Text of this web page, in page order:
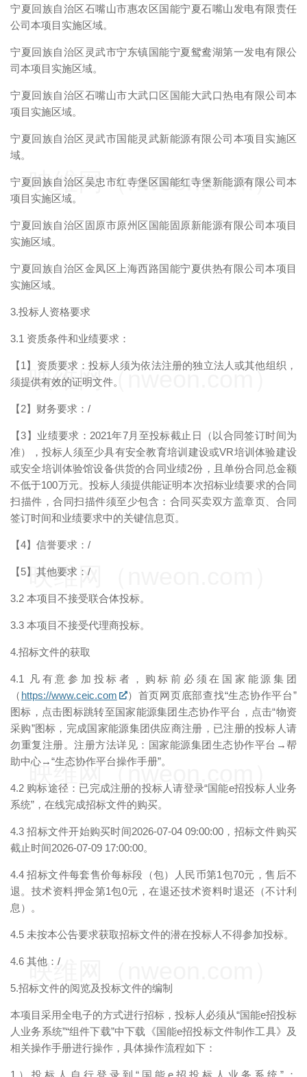
宁夏回族自治区石嘴山市惠农区国能宁夏石嘴山发电有限责任
公司本项目实施区域。
宁夏回族自治区灵武市宁东镇国能宁夏鸳鸯湖第一发电有限公
司本项目实施区域。
宁夏回族自治区石嘴山市大武口区国能大武口热电有限公司本
项目实施区域。
宁夏回族自治区灵武市国能灵武新能源有限公司本项目实施区
域。
宁夏回族自治区吴忠市红寺堡区国能红寺堡新能源有限公司本
项目实施区域。
宁夏回族自治区固原市原州区国能固原新能源有限公司本项目
实施区域。
宁夏回族自治区金凤区上海西路国能宁夏供热有限公司本项目
实施区域。
3.投标人资格要求
3.1 资质条件和业绩要求：
【1】资质要求：投标人须为依法注册的独立法人或其他组织，
须提供有效的证明文件。
【2】财务要求：/
【3】业绩要求：2021年7月至投标截止日（以合同签订时间为
准），投标人须至少具有安全教育培训建设或VR培训体验建设
或安全培训体验馆设备供货的合同业绩2份，且单份合同总金额
不低于100万元。投标人须提供能证明本次招标业绩要求的合同
扫描件，合同扫描件须至少包含：合同买卖双方盖章页、合同
签订时间和业绩要求中的关键信息页。
【4】信誉要求：/
【5】其他要求：/
3.2 本项目不接受联合体投标。
3.3 本项目不接受代理商投标。
4.招标文件的获取
4.1 凡有意参加投标者，购标前必须在国家能源集团
（ https://www.ceic.com
）首页网页底部查找“生态协作平台”
图标，点击图标跳转至国家能源集团生态协作平台，点击“物资
采购”图标，完成国家能源集团供应商注册，已注册的投标人请
勿重复注册。注册方法详见：国家能源集团生态协作平台→帮
助中心→“生态协作平台操作手册”。
4.2 购标途径：已完成注册的投标人请登录“国能e招投标人业务
系统”，在线完成招标文件的购买。
4.3 招标文件开始购买时间2026-07-04 09:00:00，招标文件购买
截止时间2026-07-09 17:00:00。
4.4 招标文件每套售价每标段（包）人民币第1包70元，售后不
退。技术资料押金第1包0元，在退还技术资料时退还（不计利
息）。
4.5 未按本公告要求获取招标文件的潜在投标人不得参加投标。
4.6 其他：/
5.招标文件的阅览及投标文件的编制
本项目采用全电子的方式进行招标，投标人必须从“国能e招投标
人业务系统”“组件下载”中下载《国能e招投标文件制作工具》及
相关操作手册进行操作，具体操作流程如下：
映维网（nweon.com）
映维网（nweon.com）
映维网（nweon.com）
映维网（nweon.com）
映维网（nweon.com）